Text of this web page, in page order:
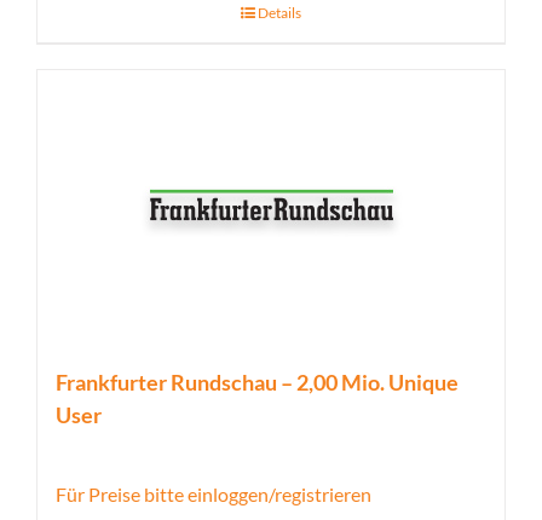
Details
Frankfurter Rundschau – 2,00 Mio. Unique
User
Für Preise bitte einloggen/registrieren